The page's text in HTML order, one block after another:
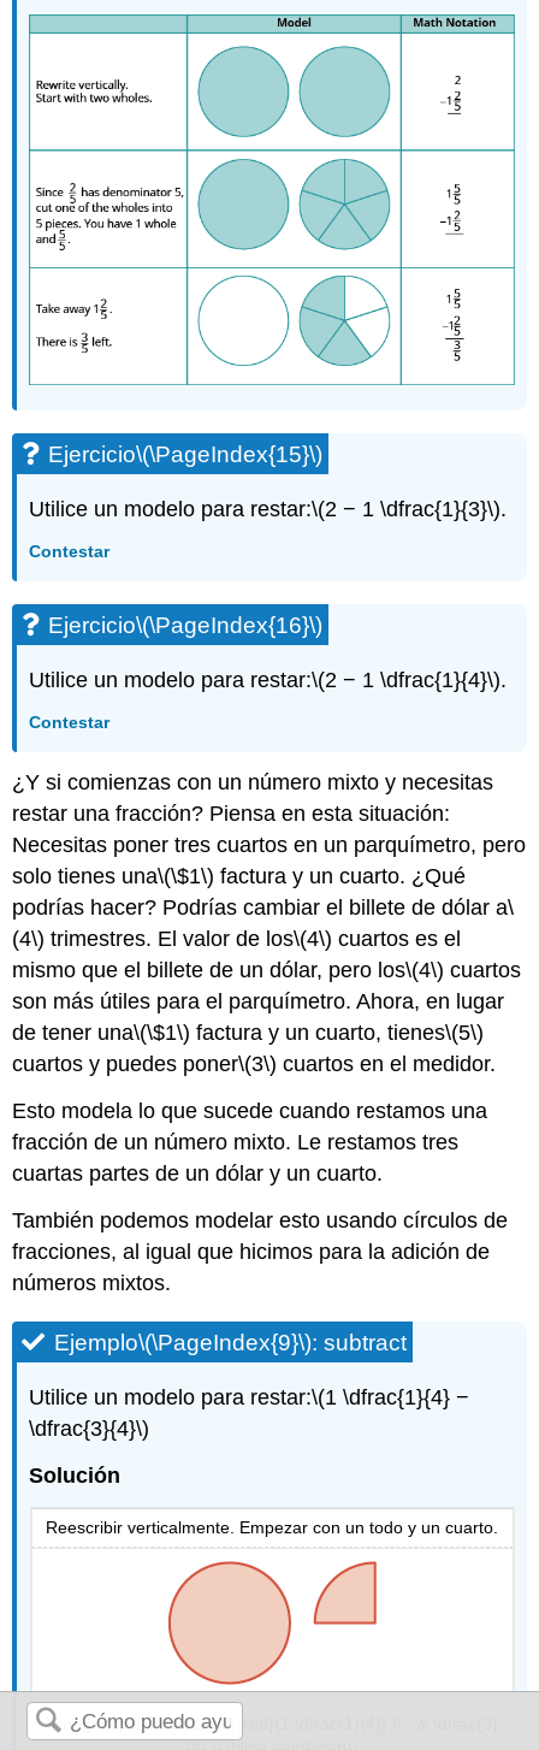
Ejercicio\(\PageIndex{15}\)
Utilice un modelo para restar:\(2 − 1 \dfrac{1}{3}\).
Contestar
Ejercicio\(\PageIndex{16}\)
Utilice un modelo para restar:\(2 − 1 \dfrac{1}{4}\).
Contestar
¿Y si comienzas con un número mixto y necesitas
restar una fracción? Piensa en esta situación:
Necesitas poner tres cuartos en un parquímetro, pero
solo tienes una\(\$1\) factura y un cuarto. ¿Qué
podrías hacer? Podrías cambiar el billete de dólar a\
(4\) trimestres. El valor de los\(4\) cuartos es el
mismo que el billete de un dólar, pero los\(4\) cuartos
son más útiles para el parquímetro. Ahora, en lugar
de tener una\(\$1\) factura y un cuarto, tienes\(5\)
cuartos y puedes poner\(3\) cuartos en el medidor.
Esto modela lo que sucede cuando restamos una
fracción de un número mixto. Le restamos tres
cuartas partes de un dólar y un cuarto.
También podemos modelar esto usando círculos de
fracciones, al igual que hicimos para la adición de
números mixtos.
Ejemplo\(\PageIndex{9}\): subtract
Utilice un modelo para restar:\(1 \dfrac{1}{4} −
\dfrac{3}{4}\)
Solución
Reescribir verticalmente. Empezar con un todo y un cuarto.
\(\begin{split} & \textcolor{red}{1 \dfrac{1}{4}} \\ - & \dfrac{3}